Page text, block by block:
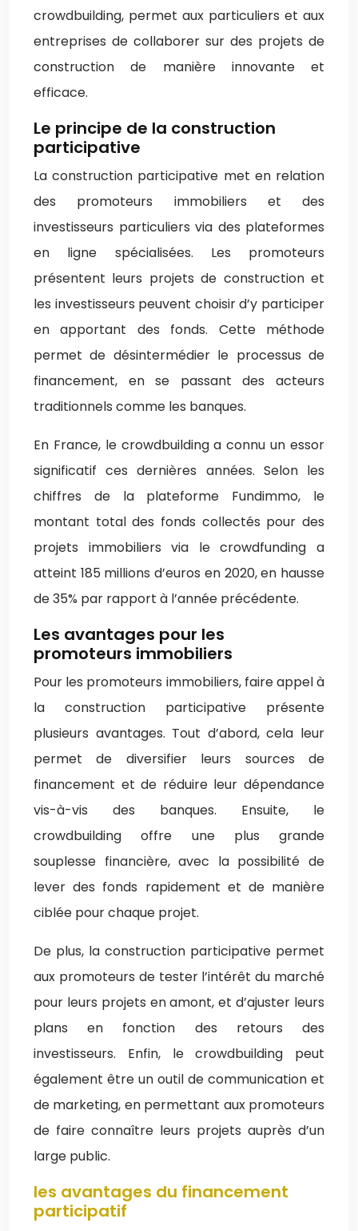
crowdbuilding, permet aux particuliers et aux
entreprises de collaborer sur des projets de
construction de manière innovante et
efficace.
Le principe de la construction
participative
La construction participative met en relation
des promoteurs immobiliers et des
investisseurs particuliers via des plateformes
en ligne spécialisées. Les promoteurs
présentent leurs projets de construction et
les investisseurs peuvent choisir d’y participer
en apportant des fonds. Cette méthode
permet de désintermédier le processus de
financement, en se passant des acteurs
traditionnels comme les banques.
En France, le crowdbuilding a connu un essor
significatif ces dernières années. Selon les
chiffres de la plateforme Fundimmo, le
montant total des fonds collectés pour des
projets immobiliers via le crowdfunding a
atteint 185 millions d’euros en 2020, en hausse
de 35% par rapport à l’année précédente.
Les avantages pour les
promoteurs immobiliers
Pour les promoteurs immobiliers, faire appel à
la construction participative présente
plusieurs avantages. Tout d’abord, cela leur
permet de diversifier leurs sources de
financement et de réduire leur dépendance
vis-à-vis des banques. Ensuite, le
crowdbuilding offre une plus grande
souplesse financière, avec la possibilité de
lever des fonds rapidement et de manière
ciblée pour chaque projet.
De plus, la construction participative permet
aux promoteurs de tester l’intérêt du marché
pour leurs projets en amont, et d’ajuster leurs
plans en fonction des retours des
investisseurs. Enfin, le crowdbuilding peut
également être un outil de communication et
de marketing, en permettant aux promoteurs
de faire connaître leurs projets auprès d’un
large public.
les avantages du financement
participatif